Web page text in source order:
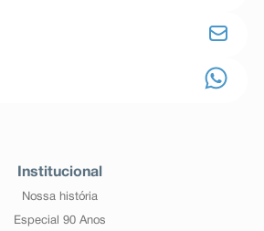
Institucional
Nossa história
Especial 90 Anos